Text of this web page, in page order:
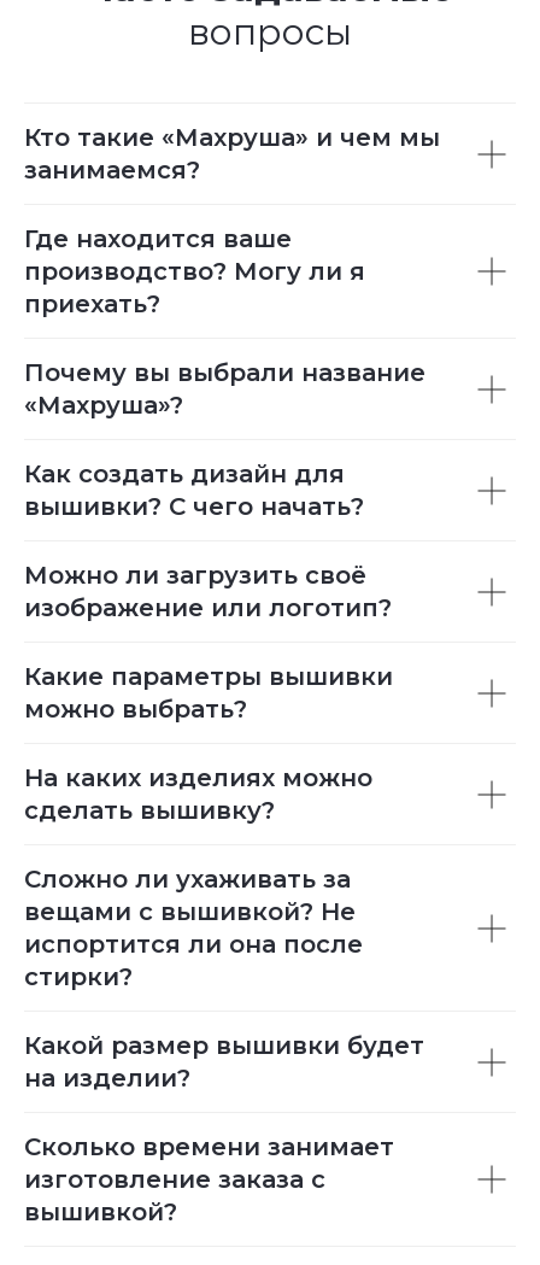
вопросы
Кто такие «Махруша» и чем мы
занимаемся?
Где находится ваше
производство? Могу ли я
приехать?
Почему вы выбрали название
«Махруша»?
Как создать дизайн для
вышивки? С чего начать?
Можно ли загрузить своё
изображение или логотип?
Какие параметры вышивки
можно выбрать?
На каких изделиях можно
сделать вышивку?
Сложно ли ухаживать за
вещами с вышивкой? Не
испортится ли она после
стирки?
Какой размер вышивки будет
на изделии?
Сколько времени занимает
изготовление заказа с
вышивкой?